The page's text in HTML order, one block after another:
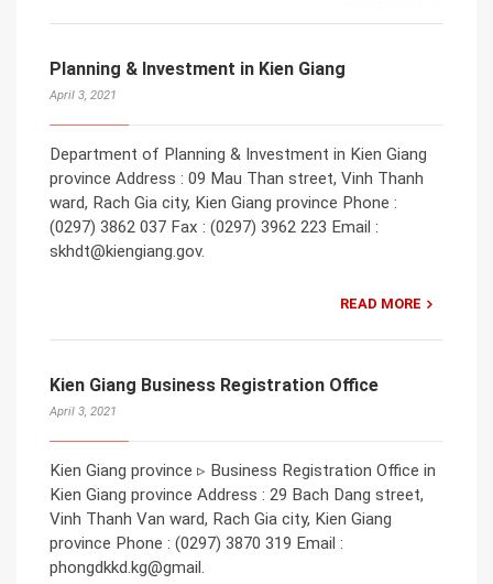
Planning & Investment in Kien Giang
April 3, 2021
Department of Planning & Investment in Kien Giang
province Address : 09 Mau Than street, Vinh Thanh
ward, Rach Gia city, Kien Giang province Phone :
(0297) 3862 037 Fax : (0297) 3962 223 Email :
skhdt@kiengiang.gov.
READ MORE
Kien Giang Business Registration Office
April 3, 2021
Kien Giang province ▹ Business Registration Office in
Kien Giang province Address : 29 Bach Dang street,
Vinh Thanh Van ward, Rach Gia city, Kien Giang
province Phone : (0297) 3870 319 Email :
phongdkkd.kg@gmail.